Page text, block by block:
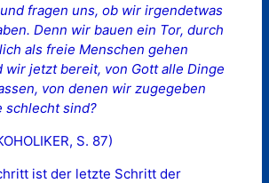
fragen uns, ob wir irgendetwas
Denn wir bauen ein Tor, durch
als freie Menschen gehen
wir jetzt bereit, von Gott alle Dinge
von denen wir zugegeben
schlecht sind?
S. 87)
ist der letzte Schritt der